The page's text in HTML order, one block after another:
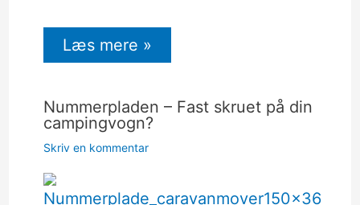
Læs mere »
Nummerpladen – Fast skruet på din
campingvogn?
Skriv en kommentar